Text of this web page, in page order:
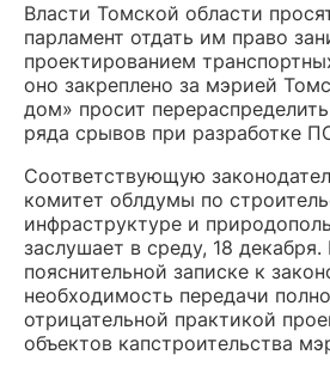
Власти Томской области
парламент отдать им право
проектированием
оно закреплено за мэрией
дом» просит
ряда срывов при разработке
Соответствующую
комитет облдумы по
инфраструктуре и
заслушает в среду, 18 декабря.
пояснительной записке к
необходимость передачи
отрицательной практикой
объектов капстроительства